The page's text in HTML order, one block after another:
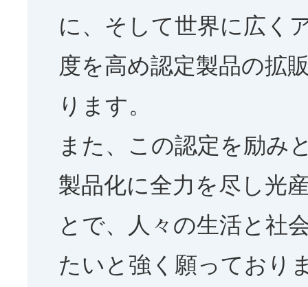
に、そして世界に広く
度を高め認定製品の拡
ります。
また、この認定を励み
製品化に全力を尽し光
とで、人々の生活と社
たいと強く願っており